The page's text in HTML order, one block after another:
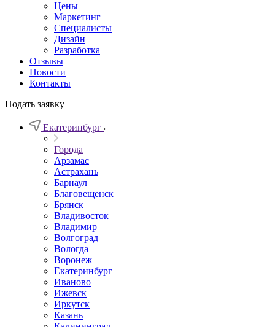
Цены
Маркетинг
Специалисты
Дизайн
Разработка
Отзывы
Новости
Контакты
Подать заявку
Екатеринбург
Города
Арзамас
Астрахань
Барнаул
Благовещенск
Брянск
Владивосток
Владимир
Волгоград
Вологда
Воронеж
Екатеринбург
Иваново
Ижевск
Иркутск
Казань